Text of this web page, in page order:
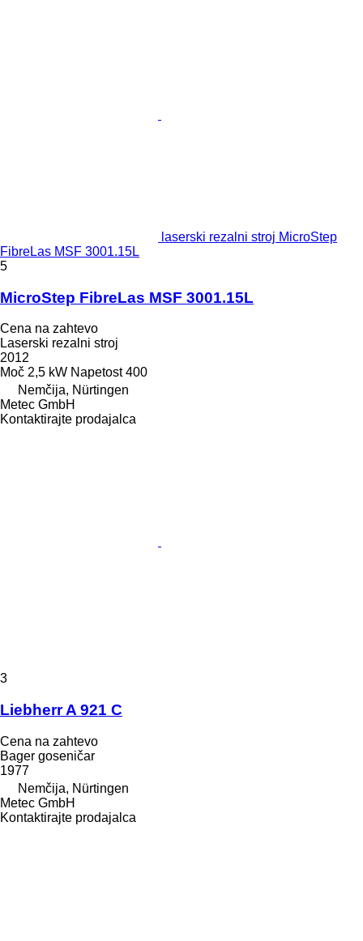
laserski rezalni stroj MicroStep
FibreLas MSF 3001.15L
5
MicroStep FibreLas MSF 3001.15L
Cena na zahtevo
Laserski rezalni stroj
2012
Moč 2,5 kW Napetost 400
Nemčija, Nürtingen
Metec GmbH
Kontaktirajte prodajalca
3
Liebherr A 921 C
Cena na zahtevo
Bager goseničar
1977
Nemčija, Nürtingen
Metec GmbH
Kontaktirajte prodajalca